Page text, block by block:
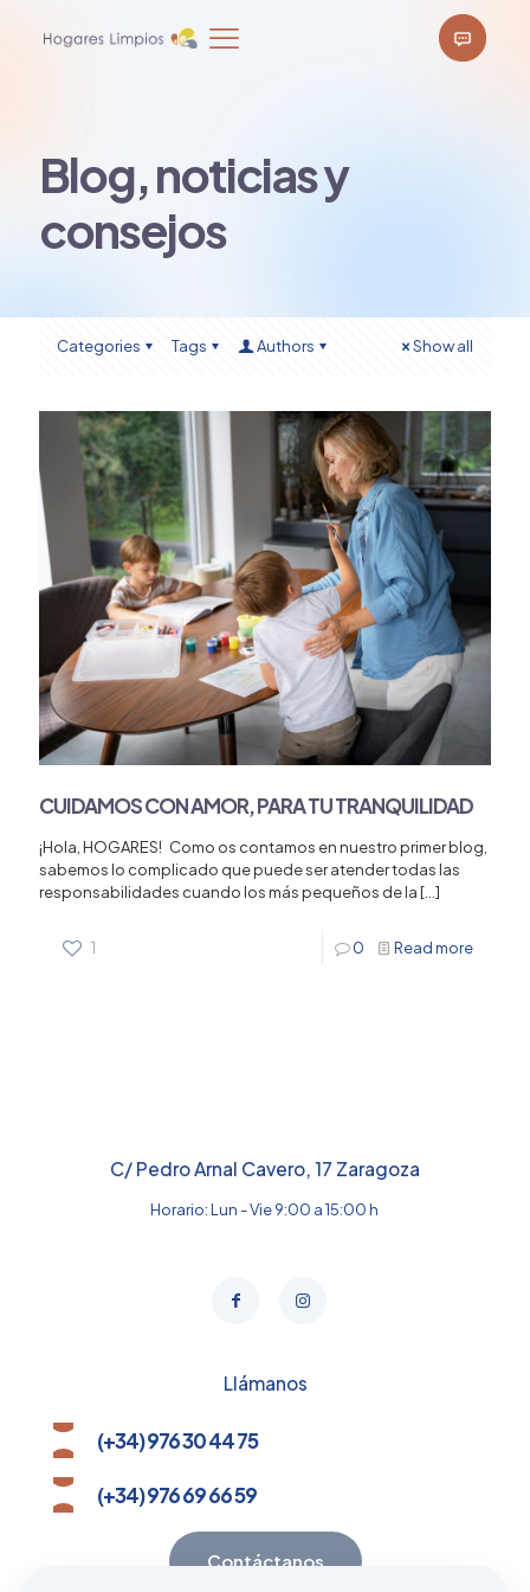
Blog, noticias y
consejos
Categories Tags Authors Show all
CUIDAMOS CON AMOR, PARA TU TRANQUILIDAD
¡Hola, HOGARES! Como os contamos en nuestro primer blog,
sabemos lo complicado que puede ser atender todas las
responsabilidades cuando los más pequeños de la […]
1 0 Read more
C/ Pedro Arnal Cavero, 17 Zaragoza
Horario: Lun - Vie 9:00 a 15:00 h
Llámanos
(+34) 976 30 44 75
(+34) 976 69 66 59
Contáctanos